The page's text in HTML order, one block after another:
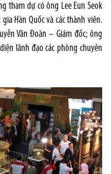
tham dự có ông Lee Eun Seok
Hàn Quốc và các thành viên.
Văn Đoàn – Giám đốc; ông
lãnh đạo các phòng chuyên